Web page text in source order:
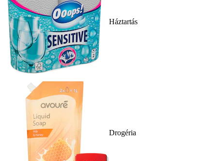
Háztartás
Drogéria